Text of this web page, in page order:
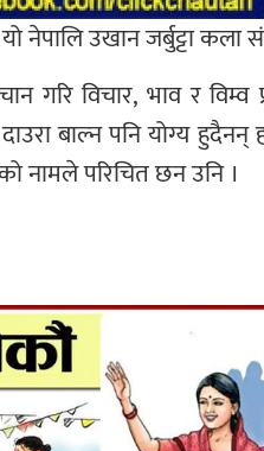
यो नेपालि उखान जर्बुट्टा
गरि विचार, भाव र
बाल्न पनि योग्य
नामले परिचित छन उनि ।